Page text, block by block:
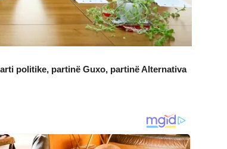
politike, partinë Guxo, partinë Alternativa